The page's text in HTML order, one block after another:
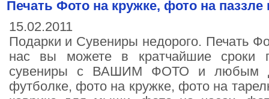
Печать Фото на кружке, фото на паззле
15.02.2011
Подарки и Сувениры недорого. Печать
нас вы можете в кратчайшие сроки
сувениры с ВАШИМ ФОТО и любым
футболке, фото на кружке, фото на